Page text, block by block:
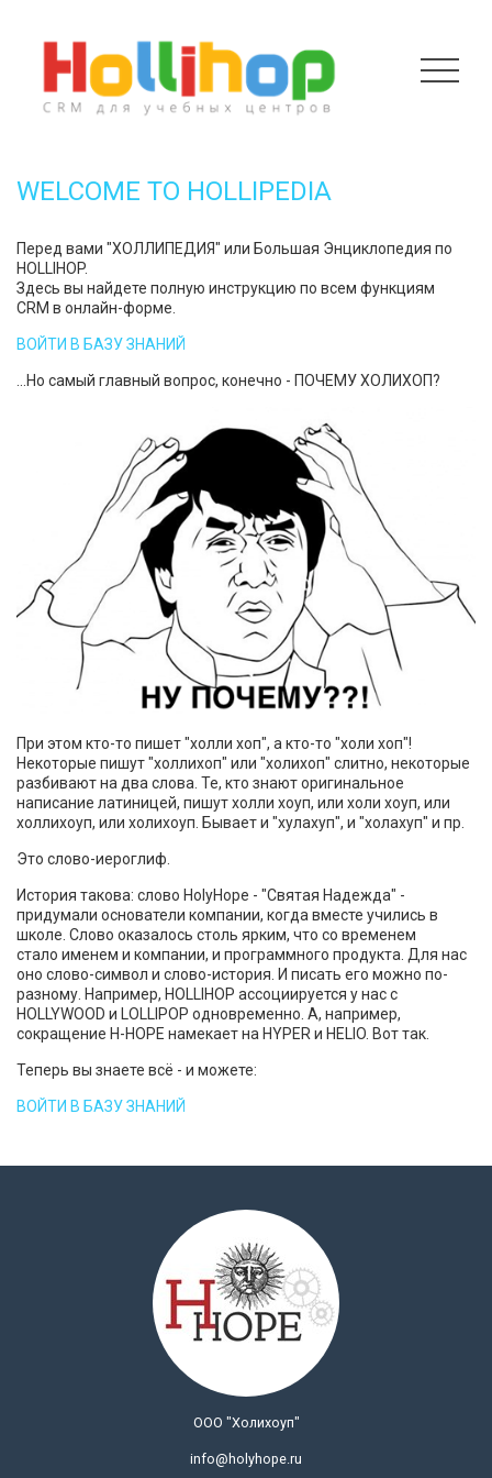
WELCOME TO HOLLIPEDIA
Перед вами "ХОЛЛИПЕДИЯ" или Большая Энциклопедия по
HOLLIHOP.
Здесь вы найдете полную инструкцию по всем функциям
CRM в онлайн-форме.
ВОЙТИ В БАЗУ ЗНАНИЙ
...Но самый главный вопрос, конечно - ПОЧЕМУ ХОЛИХОП?
При этом кто-то пишет "холли хоп", а кто-то "холи хоп"!
Некоторые пишут "холлихоп" или "холихоп" слитно, некоторые
разбивают на два слова. Те, кто знают оригинальное
написание латиницей, пишут холли хоуп, или холи хоуп, или
холлихоуп, или холихоуп. Бывает и "хулахуп", и "холахуп" и пр.
Это слово-иероглиф.
История такова: слово HolyHope - "Святая Надежда" -
придумали основатели компании, когда вместе учились в
школе. Слово оказалось столь ярким, что со временем
стало именем и компании, и программного продукта. Для нас
оно слово-символ и слово-история. И писать его можно по-
разному. Например, HOLLIHOP ассоциируется у нас с
HOLLYWOOD и LOLLIPOP одновременно. А, например,
сокращение H-HOPE намекает на HYPER и HELIO. Вот так.
Теперь вы знаете всё - и можете:
ВОЙТИ В БАЗУ ЗНАНИЙ
ООО "Холихоуп"
info@holyhope.ru